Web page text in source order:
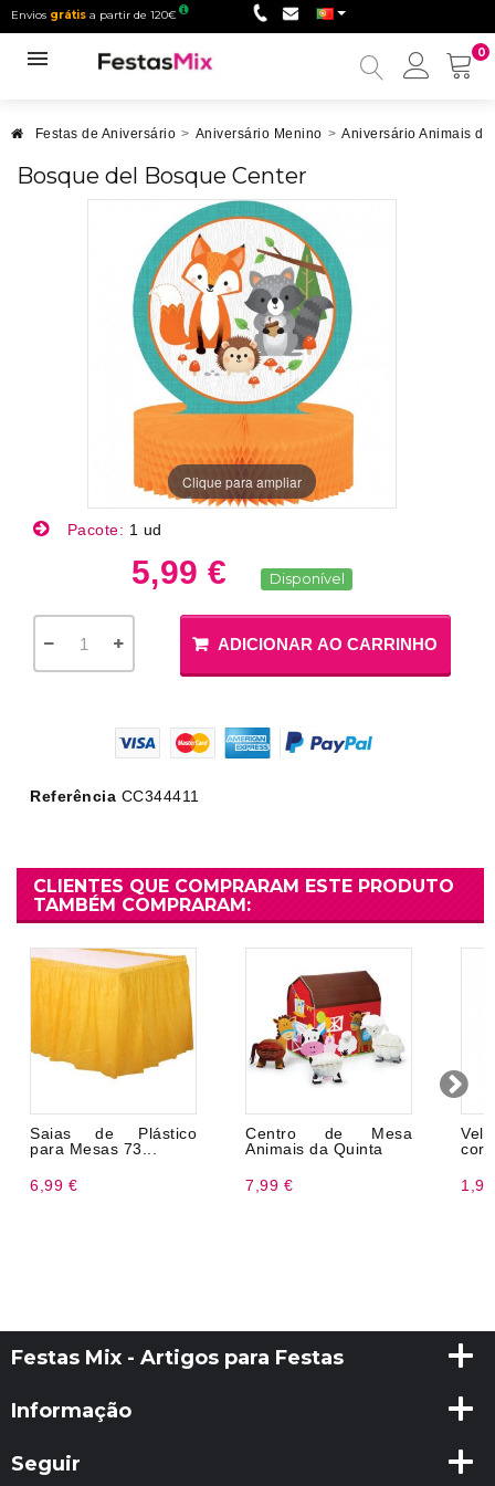
Envios grátis a partir de 120€
0
Minha
Festas de Aniversário > Aniversário Menino > Aniversário Animais
Bosque del Bosque Center
Clique para ampliar
Pacote: 1 ud
5,99 € Disponível
ADICIONAR AO CARRINHO
Referência CC344411
CLIENTES QUE COMPRARAM ESTE PRODUTO
TAMBÉM COMPRARAM:
Saias de Plástico
para Mesas 73...
6,99 €
Centro de Mesa
Animais da Quinta
7,99 €
Festas Mix - Artigos para Festas
Informação
Seguir